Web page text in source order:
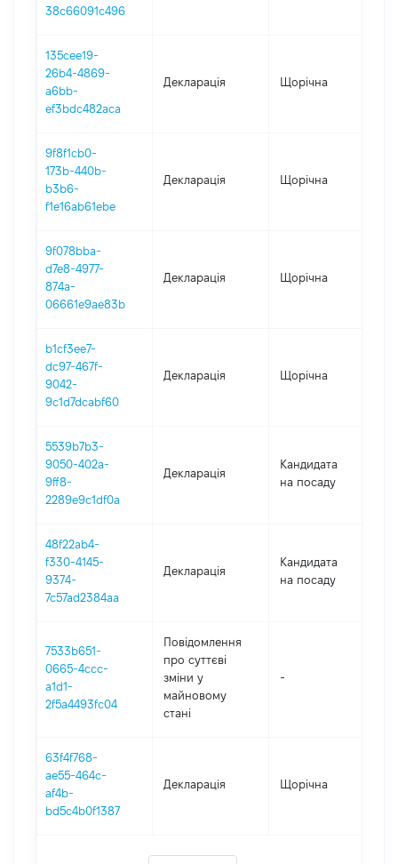
38c66091c496
135cee19-
26b4-4869-
a6bb-
ef3bdc482aca
Декларація Щорічна
9f8f1cb0-
173b-440b-
b3b6-
f1e16ab61ebe
Декларація Щорічна
9f078bba-
d7e8-4977-
874a-
06661e9ae83b
Декларація Щорічна
b1cf3ee7-
dc97-467f-
9042-
9c1d7dcabf60
Декларація Щорічна
5539b7b3-
9050-402a-
9ff8-
2289e9c1df0a
Декларація
Кандидата
на посаду
48f22ab4-
f330-4145-
9374-
7c57ad2384aa
Декларація
Кандидата
на посаду
7533b651-
0665-4ccc-
a1d1-
2f5a4493fc04
Повідомлення
про суттєві
зміни y
майновому
стані
-
63f4f768-
ae55-464c-
af4b-
bd5c4b0f1387
Декларація Щорічна